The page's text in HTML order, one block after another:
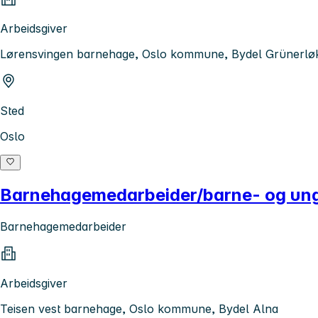
Arbeidsgiver
Lørensvingen barnehage, Oslo kommune, Bydel
Sted
Oslo
Barnehagemedarbeider/barne- og
Barnehagemedarbeider
Arbeidsgiver
Teisen vest barnehage, Oslo kommune, Bydel Alna